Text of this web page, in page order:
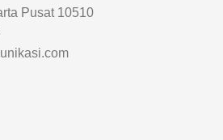
Pusat 10510